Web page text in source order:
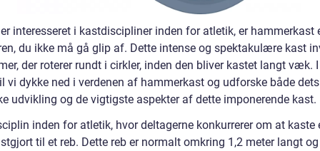
interesseret i kastdiscipliner inden for atletik, er hammerkast
du ikke må gå glip af. Dette intense og spektakulære kast
der roterer rundt i cirkler, inden den bliver kastet langt væk.
vi dykke ned i verdenen af hammerkast og udforske både dets
udvikling og de vigtigste aspekter af dette imponerende kast.
inden for atletik, hvor deltagerne konkurrerer om at kaste
til et reb. Dette reb er normalt omkring 1,2 meter langt og